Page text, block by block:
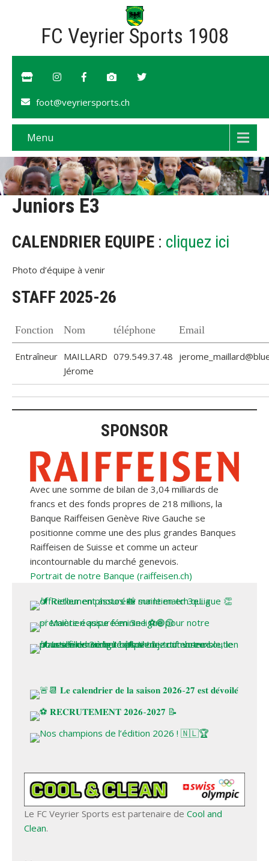
FC Veyrier Sports 1908
foot@veyriersports.ch
Menu
Juniors E3
CALENDRIER EQUIPE : cliquez ici
Photo d’équipe à venir
STAFF 2025-26
Fonction Nom téléphone Email
Entraîneur MAILLARD
Jérome
079.549.37.48
SPONSOR
Avec une somme de bilan de 3,04 milliards de
francs et des fonds propres de 218 millions, la
Banque Raiffeisen Genève Rive Gauche se
positionne comme une des plus grandes Banques
Raiffeisen de Suisse et comme un acteur
incontournable du marché genevois.
Portrait de notre Banque (raiffeisen.ch)
Le FC Veyrier Sports est partenaire de Cool and
Clean.